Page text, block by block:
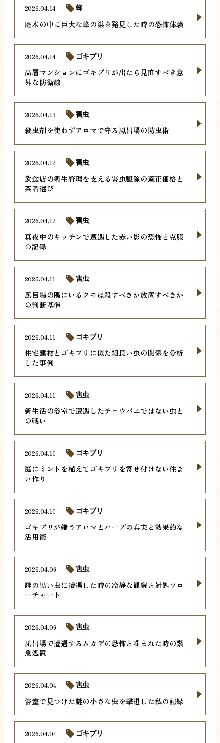
庭木の中に巨大な蜂の巣を発見した時の恐怖体験
2026.04.14 蜂
高層マンションにゴキブリが出たら見直すべき意
外な防衛線
2026.04.14 ゴキブリ
殺虫剤を使わずアロマで守る風呂場の防虫術
2026.04.13 害虫
飲食店の衛生管理を支える害虫駆除の適正価格と
業者選び
2026.04.12 害虫
真夜中のキッチンで遭遇した赤い影の恐怖と克服
の記録
2026.04.12 害虫
風呂場の隅にいるクモは殺すべきか放置すべきか
の判断基準
2026.04.11 害虫
住宅建材とゴキブリに似た細長い虫の関係を分析
した事例
2026.04.11 ゴキブリ
新生活の浴室で遭遇したチョウバエではない虫と
の戦い
2026.04.11 害虫
庭にミントを植えてゴキブリを寄せ付けない住ま
い作り
2026.04.10 ゴキブリ
ゴキブリが嫌うアロマとハーブの真実と効果的な
活用術
2026.04.10 ゴキブリ
謎の黒い虫に遭遇した時の冷静な観察と対処フロ
ーチャート
2026.04.06 害虫
風呂場で遭遇するムカデの恐怖と噛まれた時の緊
急処置
2026.04.06 害虫
浴室で見つけた謎の小さな虫を撃退した私の記録
2026.04.04 害虫
2026.04.04 ゴキブリ